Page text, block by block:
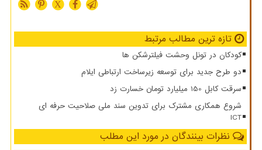
X
تازه ترین مطالب مرتبط
کودکان در تونل وحشت فیلترشکن ها
دو طرح جدید برای توسعه زیرساخت ارتباطی ایلام
سرقت کابل 150 میلیارد تومان خسارت زد
شروع همکاری مشترک برای تدوین سند ملی صلاحیت حرفه ای
ICT
نظرات بینندگان در مورد این مطلب